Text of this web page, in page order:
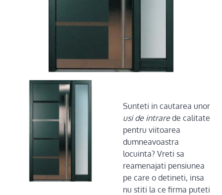
Sunteti in cautarea unor
usi de intrarede calitate
pentru viitoarea
dumneavoastra
locuinta? Vreti sa
reamenajati pensiunea
pe care o detineti, insa
nu stiti la ce firma puteti